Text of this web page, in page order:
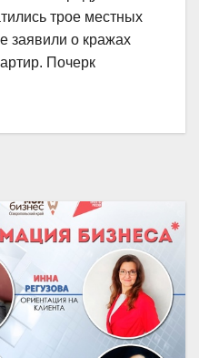
трое местных
заявили о кражах
Почерк